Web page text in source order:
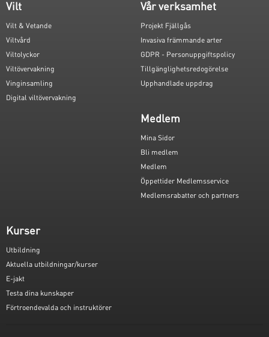
Vilt
Vilt & Vetande
Viltvård
Viltolyckor
Viltövervakning
Vinginsamling
Digital viltövervakning
Vår verksamhet
Projekt Fjällgås
Invasiva främmande arter
GDPR - Personuppgiftspolicy
Tillgänglighetsredogörelse
Upphandlade uppdrag
Medlem
Mina Sidor
Bli medlem
Medlem
Öppettider Medlemsservice
Medlemsrabatter och partners
Kurser
Utbildning
Aktuella utbildningar/kurser
E-jakt
Testa dina kunskaper
Förtroendevalda och instruktörer